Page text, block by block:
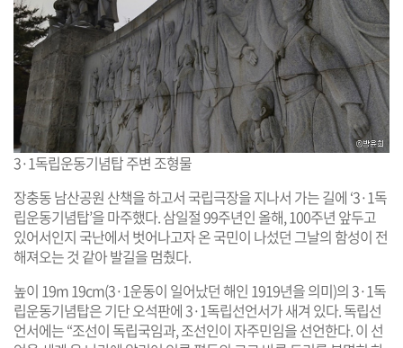
3·1독립운동기념탑 주변 조형물
장충동 남산공원 산책을 하고서 국립극장을 지나서 가는 길에 ‘3·1독
립운동기념탑’을 마주했다. 삼일절 99주년인 올해, 100주년 앞두고
있어서인지 국난에서 벗어나고자 온 국민이 나섰던 그날의 함성이 전
해져오는 것 같아 발길을 멈췄다.
높이 19m 19cm(3·1운동이 일어났던 해인 1919년을 의미)의 3·1독
립운동기념탑은 기단 오석판에 3·1독립선언서가 새겨 있다. 독립선
언서에는 “조선이 독립국임과, 조선인이 자주민임을 선언한다. 이 선